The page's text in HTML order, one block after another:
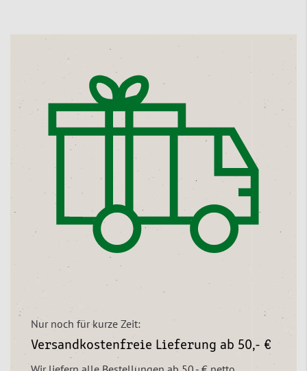
Nur noch für kurze Zeit:
Versandkostenfreie Lieferung ab 50,- €